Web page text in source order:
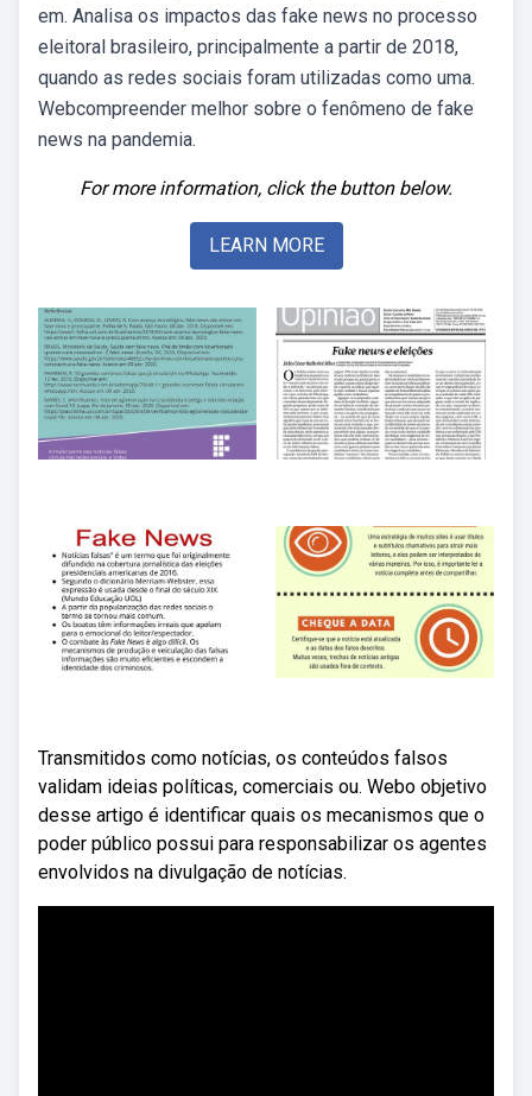
em. Analisa os impactos das fake news no processo
eleitoral brasileiro, principalmente a partir de 2018,
quando as redes sociais foram utilizadas como uma.
Webcompreender melhor sobre o fenômeno de fake
news na pandemia.
For more information, click the button below.
LEARN MORE
Transmitidos como notícias, os conteúdos falsos
validam ideias políticas, comerciais ou. Webo objetivo
desse artigo é identificar quais os mecanismos que o
poder público possui para responsabilizar os agentes
envolvidos na divulgação de notícias.